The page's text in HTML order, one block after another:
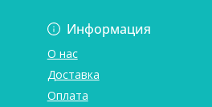
Информация
О нас
Доставка
Оплата